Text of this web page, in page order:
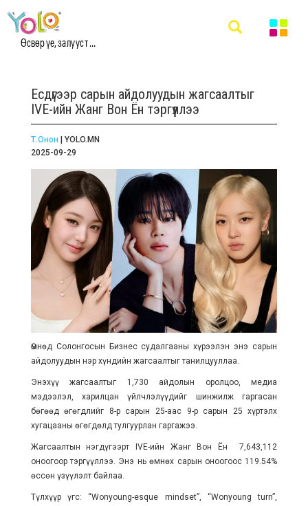
Өсвөр үе, залууст ...
Есдүгээр сарын айдолуудын жагсаалтыг
IVE-ийн Жанг Вон Ён тэргүүллээ
Т.Онон | YOLO.MN
2025-09-29
Өмнөд Солонгосын Бизнес судалгааны хүрээлэн энэ сарын
айдолуудын нэр хүндийн жагсаалтыг танилцууллаа.
Энэхүү жагсаалтыг 1,730 айдолын оролцоо, медиа
мэдээлэл, харилцан үйлчлэлүүдийг шинжилж гаргасан
бөгөөд өгөгдлийг 8-р сарын 25-аас 9-р сарын 25 хүртэлх
хугацааны өгөгдөлд тулгуурлан гаргажээ.
Жагсаалтын нэгдүгээрт IVE-ийн Жанг Вон Ён 7,643,112
оноогоор тэргүүллээ. Энэ нь өмнөх сарын оноогоос 119.54%
өссөн үзүүлэлт байлаа.
Түлхүүр үгс: “Wonyoung-esque mindset”, “Wonyoung turn”,